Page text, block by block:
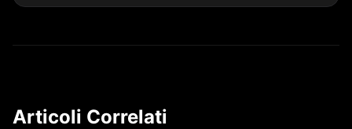
Articoli Correlati